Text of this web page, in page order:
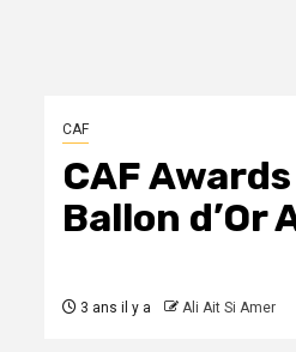
CAF
CAF
Ballon d’Or
3 ans il y a Ali Ait Si Amer